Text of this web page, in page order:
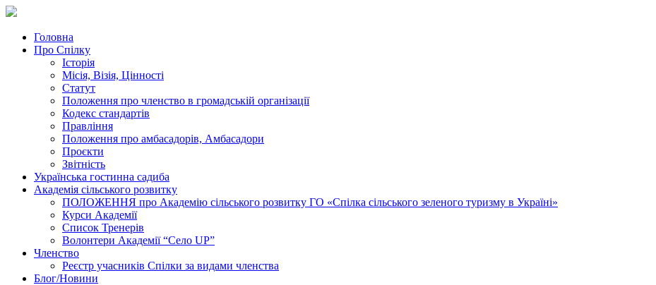
Головна
Про Спілку
Історія
Місія, Візія, Цінності
Статут
Положення про членство в громадській організації
Кодекс стандартів
Правління
Положення про амбасадорів, Амбасадори
Проєкти
Звітність
Українська гостинна садиба
Академія сільського розвитку
ПОЛОЖЕННЯ про Академію cільського розвитку ГО «Спілка сільського зеленого туризму в Україні»
Курси Академії
Список Тренерів
Волонтери Академії “Село UP”
Членство
Реєстр учасників Спілки за видами членства
Блог/Новини